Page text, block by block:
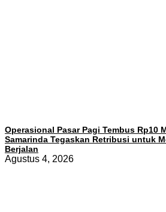
Operasional Pasar Pagi Tembus Rp10
Samarinda Tegaskan Retribusi untuk
Berjalan
Agustus 4, 2026